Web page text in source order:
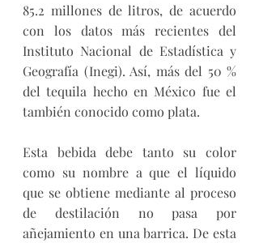
85.2 millones de litros, de acuerdo
con los datos más recientes del
Instituto Nacional de Estadística y
Geografía (Inegi). Así, más del 50 %
del tequila hecho en México fue el
también conocido como plata.
Esta bebida debe tanto su color
como su nombre a que el líquido
que se obtiene mediante al proceso
de destilación no pasa por
añejamiento en una barrica. De esta